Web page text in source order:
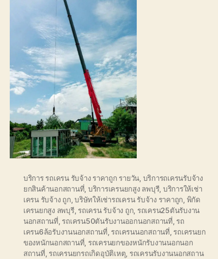
บริการ รถเครน รับจ้าง ราคาถูก รายวัน, บริการถเครนรับจ้าง
ยกสินค้านอกสถานที่, บริการเครนยกสูง ลพบุรี, บริการให้เช่า
เครน รับจ้าง ถูก,บริษัทให้เช่ารถเครน รับจ้าง ราคาถูก, พิกัด
เครนยกสูง ลพบุรี, รถเครน รับจ้าง ถูก, รถเครน25ตันรับงาน
นอกสถานที่, รถเครน50ตันรับงานออกนอกสถานที่, รถ
เครน6ล้อรับงานนอกสถานที่, รถเครนนอกสถานที่, รถเครนยก
ของหนักนอกสถานที่, รถเครนยกของหนักรับงานนอกนอก
สถานที่, รถเครนยกรถเกิดอุบัติเหตุ, รถเครนรับงานนอกสถาน